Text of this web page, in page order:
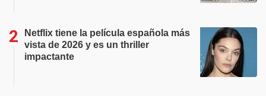
Netflix tiene la película española más
vista de 2026 y es un thriller
impactante